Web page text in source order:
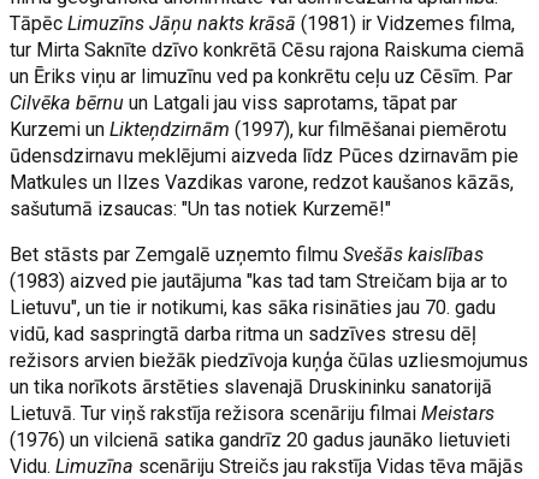
TāpēcLimuzīns Jāņu nakts krāsā(1981) ir Vidzemes filma,
tur Mirta Saknīte dzīvo konkrētā Cēsu rajona Raiskuma ciemā
un Ēriks viņu ar limuzīnu ved pa konkrētu ceļu uz Cēsīm. Par
Cilvēka bērnu un Latgali jau viss saprotams, tāpat par
Kurzemi unLikteņdzirnām(1997), kur filmēšanai piemērotu
ūdensdzirnavu meklējumi aizveda līdz Pūces dzirnavām pie
Matkules un Ilzes Vazdikas varone, redzot kaušanos kāzās,
sašutumā izsaucas: "Un tas notiek Kurzemē!"
Bet stāsts par Zemgalē uzņemto filmuSvešās kaislības
(1983) aizved pie jautājuma "kas tad tam Streičam bija ar to
Lietuvu", un tie ir notikumi, kas sāka risināties jau 70. gadu
vidū, kad saspringtā darba ritma un sadzīves stresu dēļ
režisors arvien biežāk piedzīvoja kuņģa čūlas uzliesmojumus
un tika norīkots ārstēties slavenajā Druskininku sanatorijā
Lietuvā. Tur viņš rakstīja režisora scenāriju filmaiMeistars
(1976) un vilcienā satika gandrīz 20 gadus jaunāko lietuvieti
Vidu.Limuzīna scenāriju Streičs jau rakstīja Vidas tēva mājās